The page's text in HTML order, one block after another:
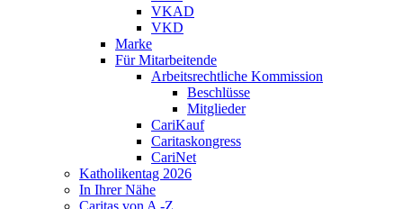
VKAD
VKD
Marke
Für Mitarbeitende
Arbeitsrechtliche Kommission
Beschlüsse
Mitglieder
CariKauf
Caritaskongress
CariNet
Katholikentag 2026
In Ihrer Nähe